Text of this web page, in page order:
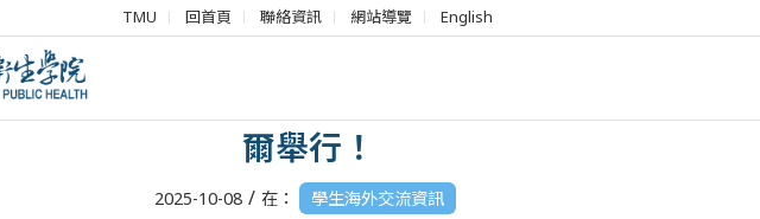
TMU 回首頁 聯絡資訊 網站導覽 English
程資訊】2026 Asia Winter School 即將於韓國首
爾舉行！
2025-10-08 / 在： 學生海外交流資訊